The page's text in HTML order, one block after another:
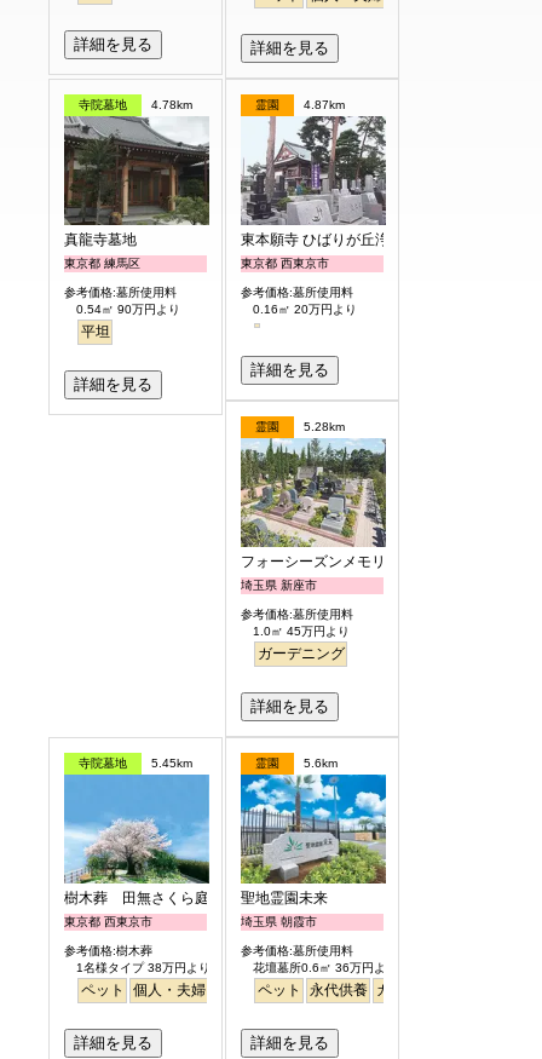
詳細を見る 詳細を見る
寺院墓地 4.78km
真龍寺墓地
東京都 練馬区
参考価格:墓所使用料
0.54㎡ 90万円より
平坦
詳細を見る
霊園 4.87km
東本願寺 ひばりが丘浄苑
東京都 西東京市
参考価格:墓所使用料
0.16㎡ 20万円より
詳細を見る
霊園 5.28km
フォーシーズンメモリアル新座
埼玉県 新座市
参考価格:墓所使用料
1.0㎡ 45万円より
ガーデニング
詳細を見る
寺院墓地 5.45km
樹木葬 田無さくら庭園
東京都 西東京市
参考価格:樹木葬
1名様タイプ 38万円より
ペット 個人・夫婦 永代供養 樹木葬 公園墓地
詳細を見る
霊園 5.6km
聖地霊園未来
埼玉県 朝霞市
参考価格:墓所使用料
花壇墓所0.6㎡ 36万円より
ペット 永代供養 ガーデニング
詳細を見る